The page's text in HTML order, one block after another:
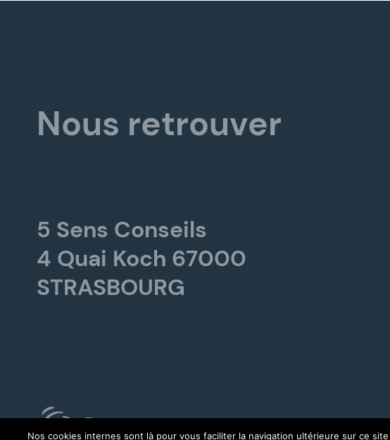
Nous retrouver
5 Sens Conseils
4 Quai Koch 67000
STRASBOURG
Plan du site Mentions légales
Nos cookies internes sont là pour vous faciliter la navigation ultérieure sur ce